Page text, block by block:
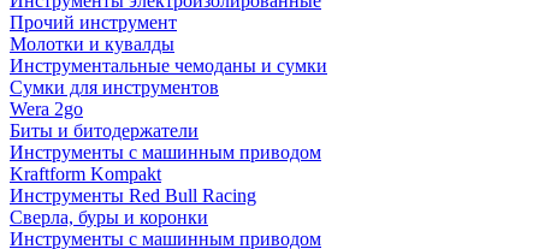
Прочий инструмент
Молотки и кувалды
Инструментальные чемоданы и сумки
Сумки для инструментов
Wera 2go
Биты и битодержатели
Инструменты с машинным приводом
Kraftform Kompakt
Инструменты Red Bull Racing
Сверла, буры и коронки
Инструменты с машинным приводом